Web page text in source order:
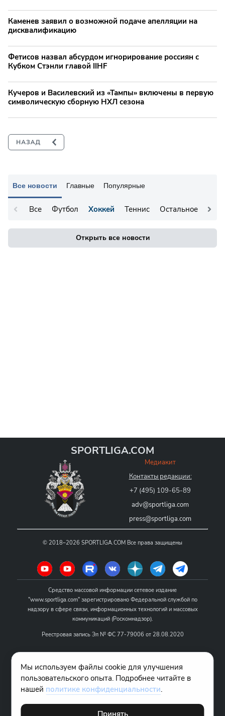
Все новости Главные Популярные
Все Футбол Хоккей Теннис Остальное
Открыть все новости
Каменев заявил о возможной подаче апелляции на
дисквалификацию
Фетисов назвал абсурдом игнорирование россиян с
Кубком Стэнли главой IIHF
Кучеров и Василевский из «Тампы» включены в первую
символическую сборную НХЛ сезона
SPORTLIGA.COM
Медиакит
Контакты редакции:
+7 (495) 109-65-89
adv@sportliga.com
press@sportliga.com
© 2018–2026 SPORTLIGA.COM Все права защищены
Средство массовой информации сетевое издание
"www.sportliga.com" зарегистрировано Федеральной службой по
надзору в сфере связи, информационных технологий и массовых
коммуникаций (Роскомнадзор).
Реестровая запись Эл № ФС 77-79006 от 28.08.2020
Учредитель СМИ сетевого издания "www.sportliga.com": ИП Чамин
О.Н.
Главный редактор СМИ сетевого издания "www.sportliga.com":
Хаимов Д.И.
Мы используем файлы cookie для улучшения
пользовательского опыта. Подробнее читайте в
нашей политике конфиденциальности.
Принять